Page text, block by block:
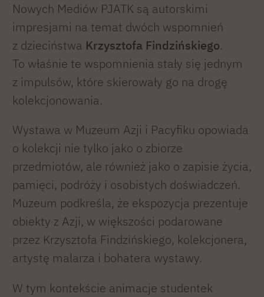
Nowych Mediów PJATK są autorskimi
impresjami na temat dwóch wspomnień
z dzieciństwa Krzysztofa Findzińskiego.
To właśnie te wspomnienia stały się jednym
z impulsów, które skierowały go na drogę
kolekcjonowania.
Wystawa w Muzeum Azji i Pacyfiku opowiada
o kolekcji nie tylko jako o zbiorze
przedmiotów, ale również jako o zapisie życia,
pamięci, podróży i osobistych doświadczeń.
Muzeum podkreśla, że ekspozycja prezentuje
obiekty z Azji, w większości podarowane
przez Krzysztofa Findzińskiego, kolekcjonera,
artystę malarza i bohatera wystawy.
W tym kontekście animacje studentek